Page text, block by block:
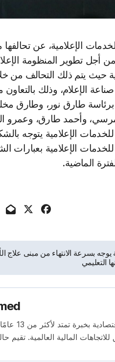
أجل تطوير المنظومة
حيث يتم ذلك التحالف من
الإعلام، وذلك
برئاسة طارق نور، وطارق
وأحمد طارق، وعمرو
الإعلامية يتوجه
الإعلامية بعبارات
الماضية.
يوجه بسرعة الانتهاء من مبنى علاج
التعليمي
محررة
المالية العالمية. تقيم